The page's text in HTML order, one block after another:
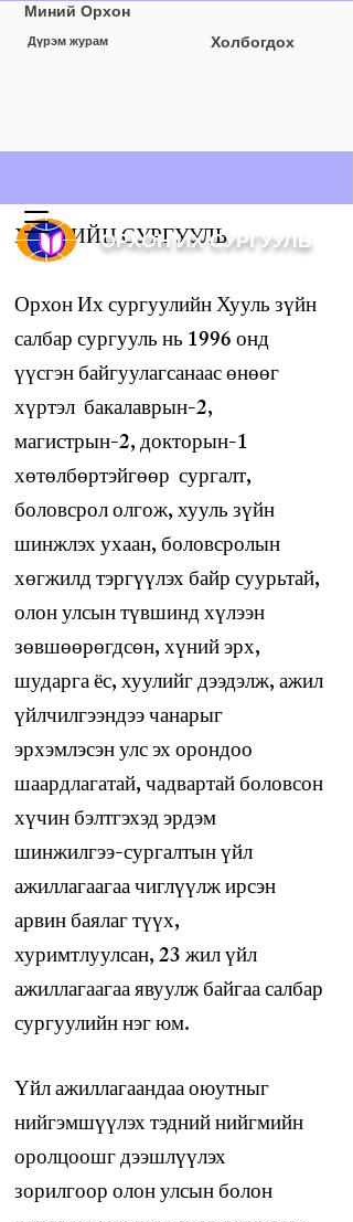
Дүрэм журам
Миний Орхон
Холбогдох
ОРХОН ИХ СУРГУУЛЬ
ХУУЛИЙН СУРГУУЛЬ
Орхон Их сургуулийн Хууль зүйн
салбар сургууль нь 1996 онд
үүсгэн байгуулагсанаас өнөөг
хүртэл бакалаврын-2,
магистрын-2, докторын-1
хөтөлбөртэйгөөр сургалт,
боловсрол олгож, хууль зүйн
шинжлэх ухаан, боловсролын
хөгжилд тэргүүлэх байр суурьтай,
олон улсын түвшинд хүлээн
зөвшөөрөгдсөн, хүний эрх,
шударга ёс, хуулийг дээдэлж, ажил
үйлчилгээндээ чанарыг
эрхэмлэсэн улс эх орондоо
шаардлагатай, чадвартай боловсон
хүчин бэлтгэхэд эрдэм
шинжилгээ-сургалтын үйл
ажиллагаагаа чиглүүлж ирсэн
арвин баялаг түүх,
хуримтлуулсан, 23 жил үйл
ажиллагаагаа явуулж байгаа салбар
сургуулийн нэг юм.
Үйл ажиллагаандаа оюутныг
нийгэмшүүлэх тэдний нийгмийн
оролцоошг дээшлүүлэх
зорилгоор олон улсын болон